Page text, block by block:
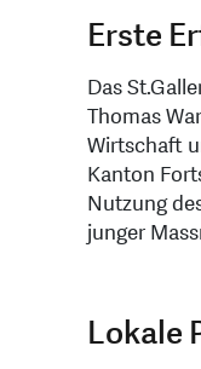
Erste
Das
Thomas
Wirtschaft
Kanton
Nutzung
junger
Lokale